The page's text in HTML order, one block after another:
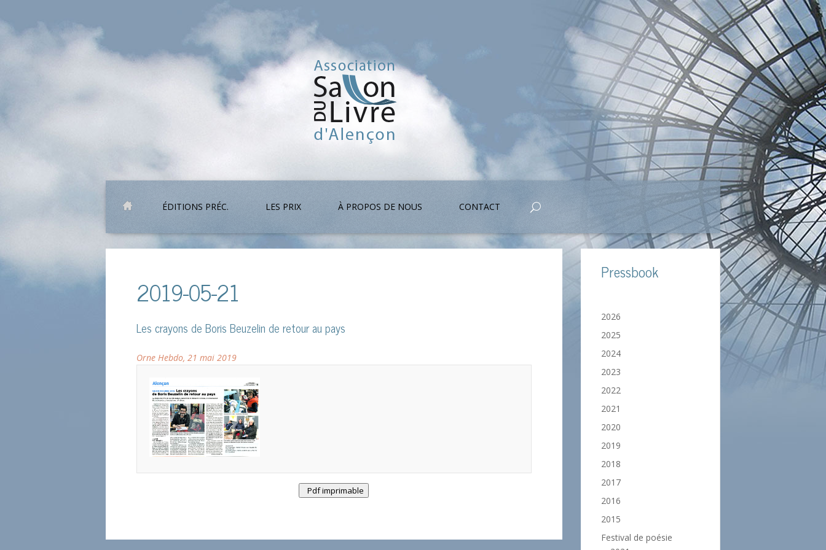
ÉDITIONS PRÉC. LES PRIX À PROPOS DE NOUS CONTACT
2019-05-21
Les crayons de Boris Beuzelin de retour au pays
Orne Hebdo, 21 mai 2019
Pdf imprimable
Pressbook
2026
2025
2024
2023
2022
2021
2020
2019
2018
2017
2016
2015
Festival de poésie